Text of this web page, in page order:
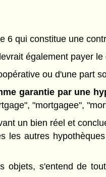
6 qui constitue une
également payer
ou d'une part
garantie par une
"mortgagee",
un bien réel et
les autres
objets, s'entend de